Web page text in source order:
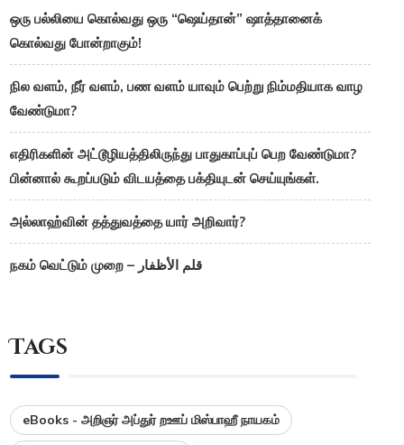
ஒரு பல்லியை கொல்வது ஒரு “ஷெய்தான்” ஷாத்தானைக்
கொல்வது போன்றாகும்!
நில வளம், நீர் வளம், பண வளம் யாவும் பெற்று நிம்மதியாக வாழ
வேண்டுமா?
எதிரிகளின் அட்டூழியத்திலிருந்து பாதுகாப்புப் பெற வேண்டுமா?
பின்னால் கூறப்படும் விடயத்தை பக்தியுடன் செய்யுங்கள்.
அல்லாஹ்வின் தத்துவத்தை யார் அறிவார்?
நகம் வெட்டும் முறை – قلم الأظفار
Tags
eBooks - அறிஞர் அப்துர் றஊப் மிஸ்பாஹீ நாயகம்